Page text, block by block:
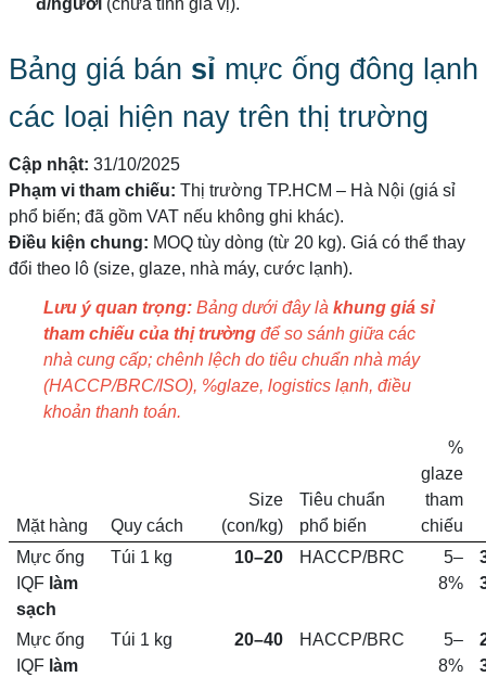
đ/người (chưa tính gia vị).
Bảng giá bán sỉ mực ống đông lạnh
các loại hiện nay trên thị trường
Cập nhật: 31/10/2025
Phạm vi tham chiếu: Thị trường TP.HCM – Hà Nội (giá sỉ
phổ biến; đã gồm VAT nếu không ghi khác).
Điều kiện chung: MOQ tùy dòng (từ 20 kg). Giá có thể thay
đổi theo lô (size, glaze, nhà máy, cước lạnh).
Lưu ý quan trọng:Bảng dưới đây là khung giá sỉ
tham chiếu của thị trườngđể so sánh giữa các
nhà cung cấp; chênh lệch do tiêu chuẩn nhà máy
(HACCP/BRC/ISO), %glaze, logistics lạnh, điều
khoản thanh toán.
Mặt hàng Quy cách
Size
(con/kg)
Tiêu chuẩn
phổ biến
%
glaze
tham
chiếu
Mực ống
IQF làm
sạch
Túi 1 kg 10–20 HACCP/BRC
5–
8%
Mực ống
IQF làm
Túi 1 kg 20–40 HACCP/BRC
5–
8%